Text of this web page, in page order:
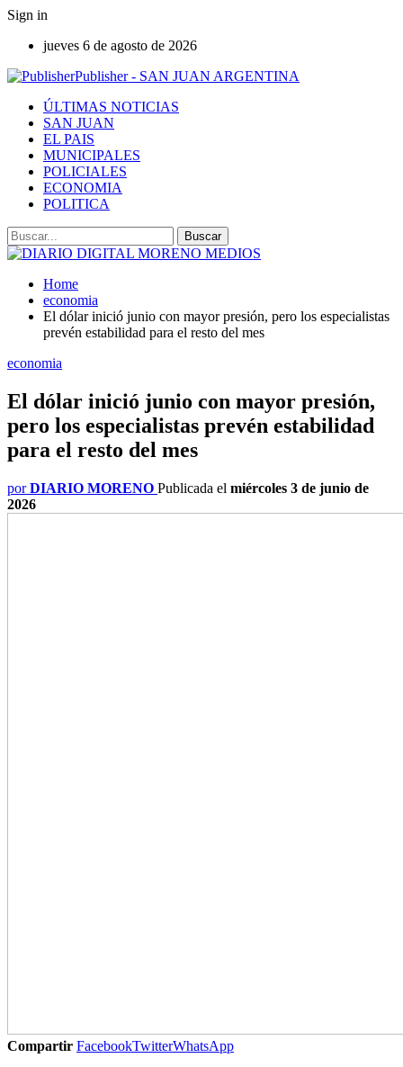
Sign in
jueves 6 de agosto de 2026
Publisher - SAN JUAN ARGENTINA
ÚLTIMAS NOTICIAS
SAN JUAN
EL PAIS
MUNICIPALES
POLICIALES
ECONOMIA
POLITICA
Home
economia
El dólar inició junio con mayor presión, pero los especialistas
prevén estabilidad para el resto del mes
economia
El dólar inició junio con mayor presión,
pero los especialistas prevén estabilidad
para el resto del mes
porDIARIO MORENO Publicada el miércoles 3 de junio de
2026
Compartir FacebookTwitterWhatsApp